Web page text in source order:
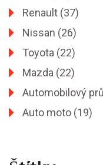
Renault (37)
Nissan (26)
Toyota (22)
Mazda (22)
Automobilový
Auto moto (19)